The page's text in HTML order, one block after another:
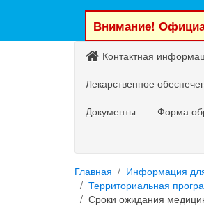
Внимание!
Контактная
Лекарственное
Документы
Форма
Главная
Информация
Территориальная
Сроки ожидания